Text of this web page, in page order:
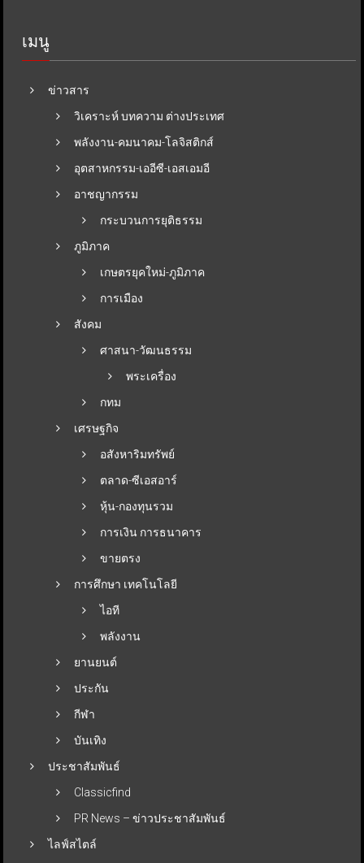
เมนู
ข่าวสาร
วิเคราะห์ บทความ ต่างประเทศ
พลังงาน-คมนาคม-โลจิสติกส์
อุตสาหกรรม-เออีซี-เอสเอมอี
อาชญากรรม
กระบวนการยุติธรรม
ภูมิภาค
เกษตรยุคใหม่-ภูมิภาค
การเมือง
สังคม
ศาสนา-วัฒนธรรม
พระเครื่อง
กทม
เศรษฐกิจ
อสังหาริมทรัพย์
ตลาด-ซีเอสอาร์
หุ้น-กองทุนรวม
การเงิน การธนาคาร
ขายตรง
การศึกษา เทคโนโลยี
ไอที
พลังงาน
ยานยนต์
ประกัน
กีฬา
บันเทิง
ประชาสัมพันธ์
Classicfind
PR News – ข่าวประชาสัมพันธ์
ไลฟ์สไตล์